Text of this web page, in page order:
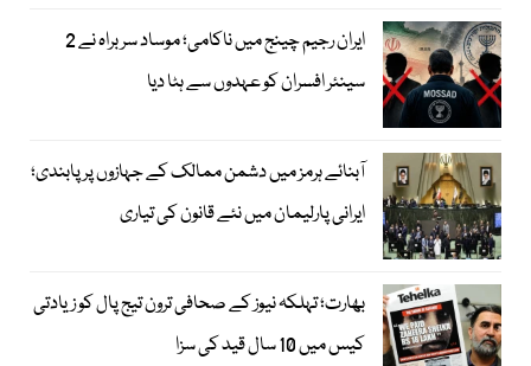
ایران رجیم چینج میں ناکامی؛ موساد سربراہ نے 2
سینئر افسران کو عہدوں سے ہٹا دیا
آبنائے ہرمز میں دشمن ممالک کے جہازوں پر پابندی؛
ایرانی پارلیمان میں نئے قانون کی تیاری
بھارت؛ تہلکہ نیوز کے صحافی ترون تیج پال کو زیادتی
کیس میں 10 سال قید کی سزا